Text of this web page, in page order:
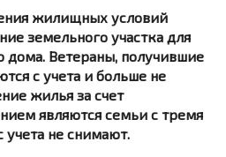
жилищных условий
земельного участка для
дома. Ветераны, получившие
с учета и больше не
жилья за счет
являются семьи с тремя
не снимают.